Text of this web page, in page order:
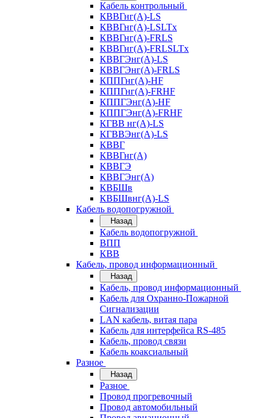
Кабель контрольный
КВВГнг(А)-LS
КВВГнг(А)-LSLTx
КВВГнг(А)-FRLS
КВВГнг(А)-FRLSLTx
КВВГЭнг(А)-LS
КВВГЭнг(А)-FRLS
КППГнг(А)-HF
КППГнг(А)-FRHF
КППГЭнг(А)-HF
КППГЭнг(А)-FRHF
КГВВ нг(А)-LS
КГВВЭнг(А)-LS
КВВГ
КВВГнг(А)
КВВГЭ
КВВГЭнг(А)
КВБШв
КВБШвнг(А)-LS
Кабель водопогружной
Назад
Кабель водопогружной
ВПП
КВВ
Кабель, провод информационный
Назад
Кабель, провод информационный
Кабель для Охранно-Пожарной
Сигнализации
LAN кабель, витая пара
Кабель для интерфейса RS-485
Кабель, провод связи
Кабель коаксиальный
Разное
Назад
Разное
Провод прогревочный
Провод автомобильный